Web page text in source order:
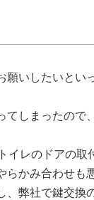
いしたいとい
しまったので
レのドアの取
かみ合わせも
弊社で鍵交換